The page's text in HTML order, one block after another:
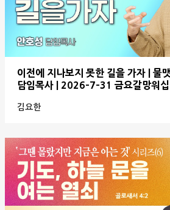
이전에 지나보지 못한 길을 가자 | 물
담임목사 | 2026-7-31 금요갈망워십
김요한